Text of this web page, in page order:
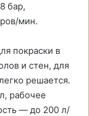
бар,
мин.
покраски в
и стен, для
решается.
рабочее
— до 200 л/